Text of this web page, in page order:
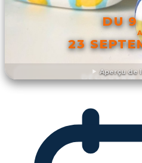
Aperçu de
DU 9
23
DÉCOUVRIR